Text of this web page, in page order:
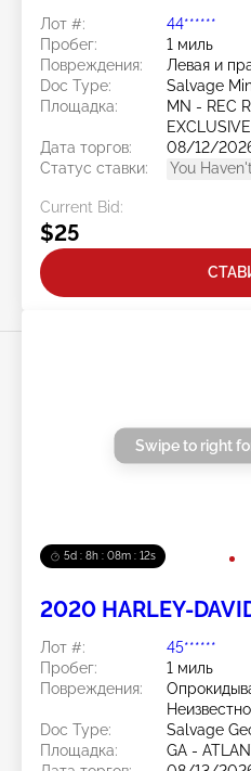
Лот #:
44******
Пробег:
1 миль
Повреждения:
Левая и
Doc Type:
Salvage
Площадка:
MN - REC
EXCLUSIVE
Дата торгов:
08/12/
Статус ставки:
You
Current Bid:
$25
5d : 8h : 08m : 11s
Swipe to right
2020 HARLEY-
Лот #:
45******
Пробег:
1 миль
Повреждения:
Неизвестно
Doc Type:
Salvage
Площадка:
GA -